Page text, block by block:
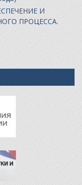
И
ПРОЦЕССА.